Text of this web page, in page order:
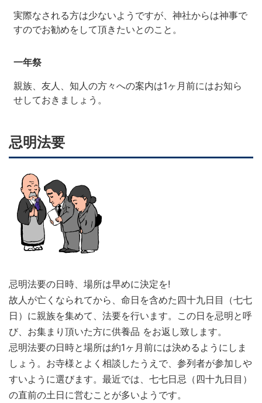
実際なされる方は少ないようですが、神社からは神事で
すのでお勧めをして頂きたいとのこと。
一年祭
親族、友人、知人の方々への案内は1ヶ月前にはお知ら
せしておきましょう。
忌明法要
忌明法要の日時、場所は早めに決定を!
故人が亡くなられてから、命日を含めた四十九日目（七七
日）に親族を集めて、法要を行います。この日を忌明と呼
び、お集まり頂いた方に供養品 をお返し致します。
忌明法要の日時と場所は約1ヶ月前には決めるようにしま
しょう。お寺様とよく相談したうえで、参列者が参加しや
すいように選びます。最近では、七七日忌（四十九日目）
の直前の土日に営むことが多いようです。